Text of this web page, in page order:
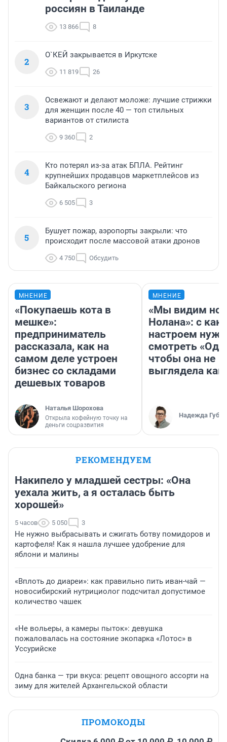
россиян в Таиланде
13 866 8
2
О`КЕЙ закрывается в Иркутске
11 819 26
3
Освежают и делают моложе: лучшие стрижки
для женщин после 40 — топ стильных
вариантов от стилиста
9 360 2
4
Кто потерял из-за атак БПЛА. Рейтинг
крупнейших продавцов маркетплейсов из
Байкальского региона
6 505 3
5
Бушует пожар, аэропорты закрыли: что
происходит после массовой атаки дронов
4 750 Обсудить
МНЕНИЕ
«Покупаешь кота в
мешке»:
предприниматель
рассказала, как на
самом деле устроен
бизнес со складами
дешевых товаров
Наталья Шорохова
Открыла кофейную точку на
деньги соцразвития
МНЕНИЕ
«Мы видим
Нолана»: с
настроем
смотреть
чтобы она не
выглядела как
Надежда
РЕКОМЕНДУЕМ
Накипело у младшей сестры: «Она
уехала жить, а я осталась быть
хорошей»
5 часов 5 050 3
Не нужно выбрасывать и сжигать ботву помидоров и
картофеля! Как я нашла лучшее удобрение для
яблони и малины
«Вплоть до диареи»: как правильно пить иван-чай —
новосибирский нутрициолог подсчитал допустимое
количество чашек
«Не вольеры, а камеры пыток»: девушка
пожаловалась на состояние экопарка «Лотос» в
Уссурийске
Одна банка — три вкуса: рецепт овощного ассорти на
зиму для жителей Архангельской области
ПРОМОКОДЫ